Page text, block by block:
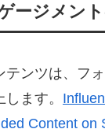
ージメン
テンツは、フ
ます。
Content on